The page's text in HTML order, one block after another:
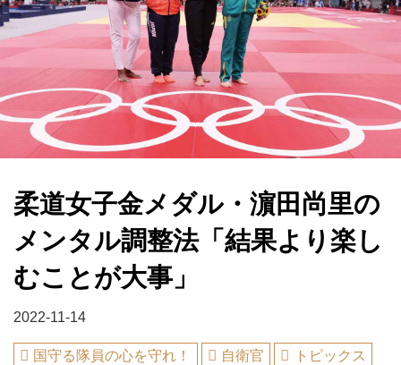
柔道女子金メダル・濵田尚里の
メンタル調整法「結果より楽し
むことが大事」
2022-11-14
国守る隊員の心を守れ！ 自衛官 トピックス